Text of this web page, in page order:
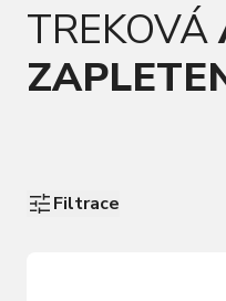
TREKOVÁ
Filtrace